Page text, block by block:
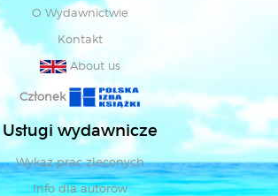
O Wydawnictwie
Kontakt
About us
Członek
Usługi wydawnicze
Wykaz prac zleconych
Info dla autorów